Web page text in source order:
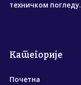
техничком погледу.
Категорије
Почетна